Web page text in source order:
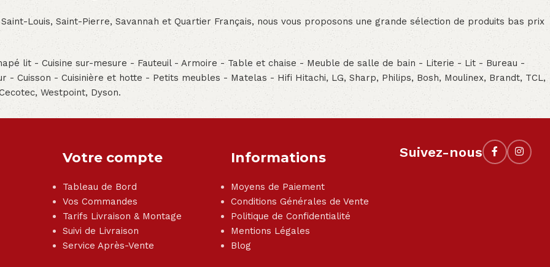
Louis, Saint-Pierre, Savannah et Quartier Français, nous vous proposons une grande sélection de produits bas prix
lit - Cuisine sur-mesure - Fauteuil - Armoire - Table et chaise - Meuble de salle de bain - Literie - Lit - Bureau -
Cuisson - Cuisinière et hotte - Petits meubles - Matelas - Hifi Hitachi, LG, Sharp, Philips, Bosh, Moulinex, Brandt, TCL,
Westpoint, Dyson.
Votre compte
Tableau de Bord
Vos Commandes
Tarifs Livraison & Montage
Suivi de Livraison
Service Après-Vente
Informations
Moyens de Paiement
Conditions Générales de Vente
Politique de Confidentialité
Mentions Légales
Blog
Suivez-nous